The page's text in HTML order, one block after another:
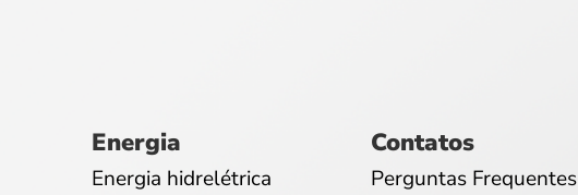
Energia
Energia hidrelétrica
Contatos
Perguntas Frequentes